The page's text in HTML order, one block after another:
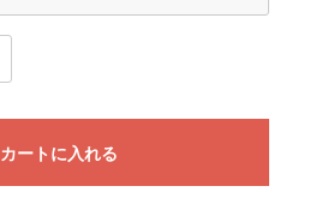
カートに入れる